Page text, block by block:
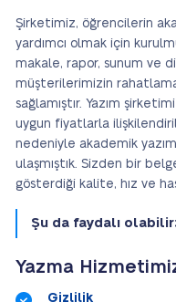
Şirketimiz, öğrencilerin
yardımcı olmak için
makale, rapor, sunum ve
müşterilerimizin
sağlamıştır. Yazım
uygun fiyatlarla
nedeniyle akademik
ulaşmıştık. Sizden bir
gösterdiği kalite, hız ve
Şu da faydalı olabilir:
Yazma
Gizlilik